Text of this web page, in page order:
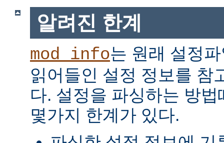
알려진 한계
mod_info는 원래 설정
읽어들인 설정 정보를 참
다. 설정을 파싱하는 방
몇가지 한계가 있다.